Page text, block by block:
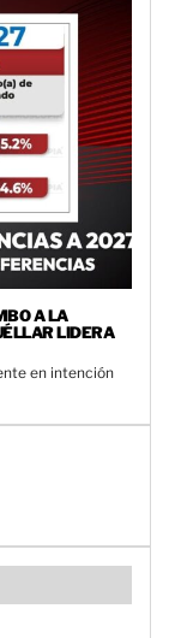
A LA
LIDERA
en intención